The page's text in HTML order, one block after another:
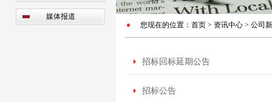
媒体报道
您现在的位置：首页 > 资讯中心 > 公司
招标回标延期公告
招标公告